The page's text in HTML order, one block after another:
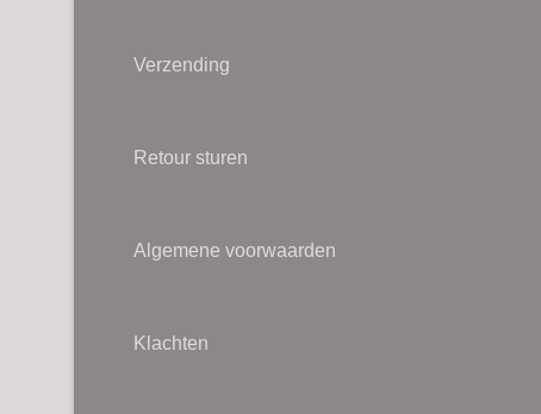
Verzending
Retour sturen
Algemene voorwaarden
Klachten